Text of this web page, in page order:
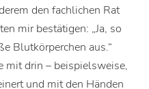
den fachlichen Rat
mir bestätigen: „Ja, so
Blutkörperchen aus.“
mit drin – beispielsweise,
und mit den Händen